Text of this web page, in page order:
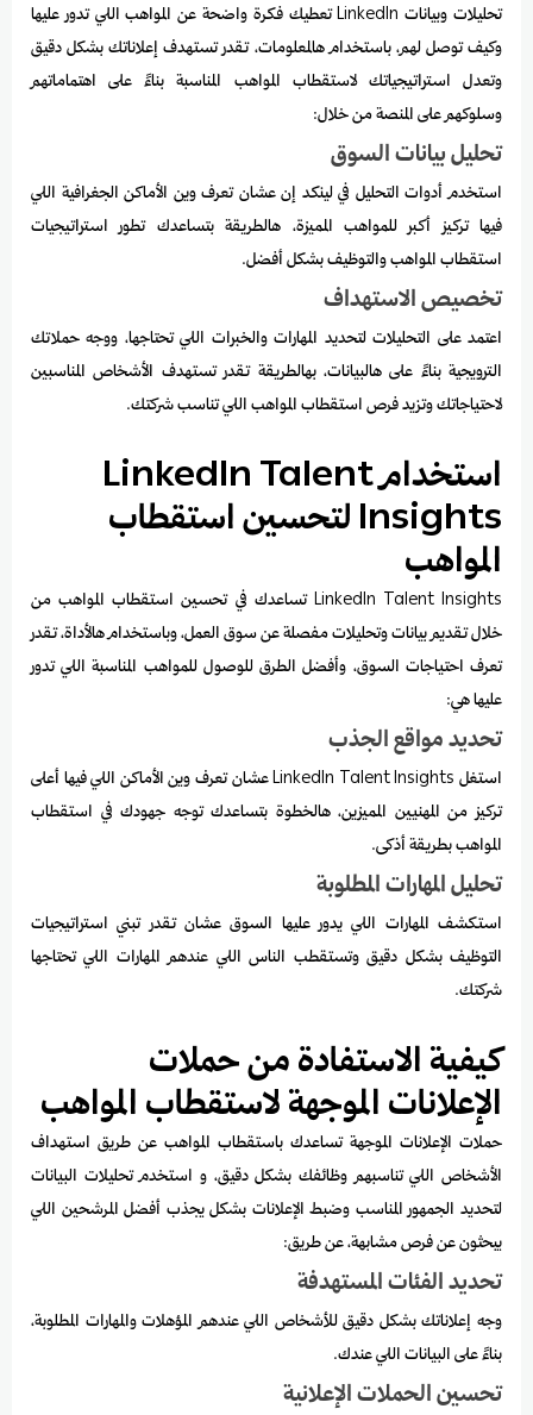
تحليلات وبيانات LinkedIn تعطيك فكرة واضحة عن المواهب اللي تدور عليها
وكيف توصل لهم، باستخدام هالمعلومات، تقدر تستهدف إعلاناتك بشكل دقيق
وتعدل استراتيجياتك لاستقطاب المواهب المناسبة بناءً على اهتماماتهم
وسلوكهم على المنصة من خلال:
تحليل بيانات السوق
استخدم أدوات التحليل في لينكد إن عشان تعرف وين الأماكن الجغرافية اللي
فيها تركيز أكبر للمواهب المميزة، هالطريقة بتساعدك تطور استراتيجيات
استقطاب المواهب والتوظيف بشكل أفضل.
تخصيص الاستهداف
اعتمد على التحليلات لتحديد المهارات والخبرات اللي تحتاجها، ووجه حملاتك
الترويجية بناءً على هالبيانات، بهالطريقة تقدر تستهدف الأشخاص المناسبين
لاحتياجاتك وتزيد فرص استقطاب المواهب اللي تناسب شركتك.
استخدام LinkedIn Talent
Insights لتحسين استقطاب
المواهب
LinkedIn Talent Insights تساعدك في تحسين استقطاب المواهب من
خلال تقديم بيانات وتحليلات مفصلة عن سوق العمل، وباستخدام هالأداة، تقدر
تعرف احتياجات السوق، وأفضل الطرق للوصول للمواهب المناسبة اللي تدور
عليها هي:
تحديد مواقع الجذب
استغل LinkedIn Talent Insights عشان تعرف وين الأماكن اللي فيها أعلى
تركيز من المهنيين المميزين، هالخطوة بتساعدك توجه جهودك في استقطاب
المواهب بطريقة أذكى.
تحليل المهارات المطلوبة
استكشف المهارات اللي يدور عليها السوق عشان تقدر تبني استراتيجيات
التوظيف بشكل دقيق وتستقطب الناس اللي عندهم المهارات اللي تحتاجها
شركتك.
كيفية الاستفادة من حملات
الإعلانات الموجهة لاستقطاب المواهب
حملات الإعلانات الموجهة تساعدك باستقطاب المواهب عن طريق استهداف
الأشخاص اللي تناسبهم وظائفك بشكل دقيق، و استخدم تحليلات البيانات
لتحديد الجمهور المناسب وضبط الإعلانات بشكل يجذب أفضل المرشحين اللي
يبحثون عن فرص مشابهة، عن طريق:
تحديد الفئات المستهدفة
وجه إعلاناتك بشكل دقيق للأشخاص اللي عندهم المؤهلات والمهارات المطلوبة،
بناءً على البيانات اللي عندك.
تحسين الحملات الإعلانية